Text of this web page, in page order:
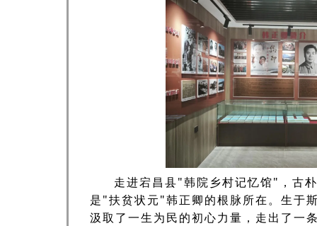
走进宕昌县"韩院乡村记忆馆"，古
是"扶贫状元"韩正卿的根脉所在。生于
汲取了一生为民的初心力量，走出了一